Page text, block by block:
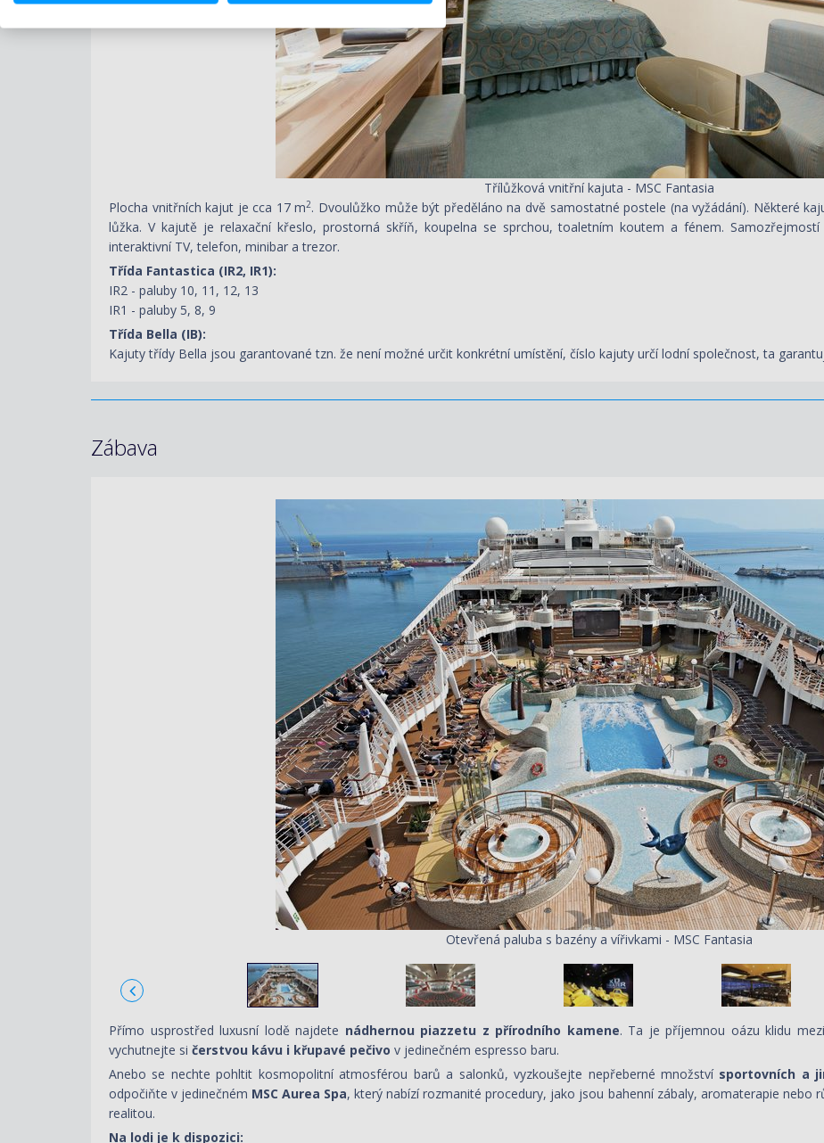
Třílůžková vnitřní kajuta - MSC Fantasia
Plocha vnitřních kajut je cca 17 m2. Dvoulůžko může být předěláno na dvě samostatné postele (na vyžádání). Některé
lůžka. V kajutě je relaxační křeslo, prostorná skříň, koupelna se sprchou, toaletním koutem a fénem.
interaktivní TV, telefon, minibar a trezor.
Třída Fantastica (IR2, IR1):
IR2 - paluby 10, 11, 12, 13
IR1 - paluby 5, 8, 9
Třída Bella (IB):
Kajuty třídy Bella jsou garantované tzn. že není možné určit konkrétní umístění, číslo kajuty určí lodní společnost, ta
Zábava
Otevřená paluba s bazény a vířivkami - MSC Fantasia
Přímo usprostřed luxusní lodě najdete nádhernou piazzetu z přírodního kamene. Ta je příjemnou oázu klidu
vychutnejte si čerstvou kávu i křupavé pečivo v jedinečném espresso baru.
Anebo se nechte pohltit kosmopolitní atmosférou barů a salonků, vyzkoušejte nepřeberné množství sportovních a
odpočiňte v jedinečném MSC Aurea Spa, který nabízí rozmanité procedury, jako jsou bahenní zábaly, aromaterapie nebo
realitou.
Na lodi je k dispozici: